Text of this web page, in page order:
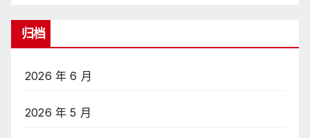
归档
2026 年 6 月
2026 年 5 月